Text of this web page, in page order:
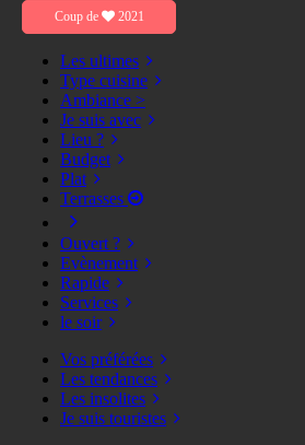
Coup de 2021
Les ultimes
Type cuisine
Ambiance >
Je suis avec
Lieu ?
Budget
Plat
Terrasses
Ouvert ?
Evènement
Rapide
Services
le soir
Vos préférées
Les tendances
Les insolites
Je suis touristes